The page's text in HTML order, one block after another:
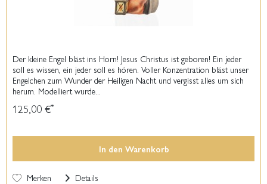
Der kleine Engel bläst ins Horn! Jesus Christus ist geboren! Ein jeder
soll es wissen, ein jeder soll es hören. Voller Konzentration bläst unser
Engelchen zum Wunder der Heiligen Nacht und vergisst alles um sich
herum. Modelliert wurde...
125,00 €*
In den Warenkorb
Merken Details